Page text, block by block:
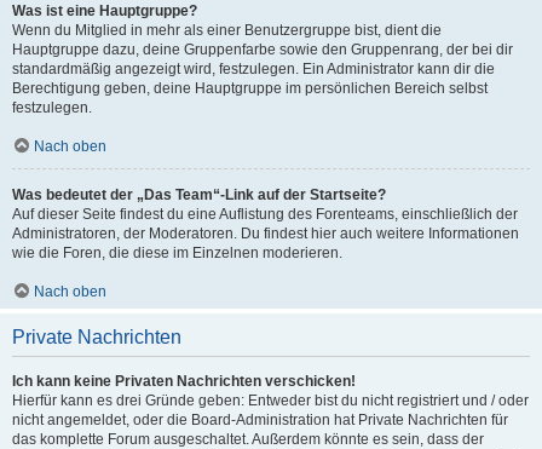
Was ist eine Hauptgruppe?
Wenn du Mitglied in mehr als einer Benutzergruppe bist, dient die
Hauptgruppe dazu, deine Gruppenfarbe sowie den Gruppenrang, der bei dir
standardmäßig angezeigt wird, festzulegen. Ein Administrator kann dir die
Berechtigung geben, deine Hauptgruppe im persönlichen Bereich selbst
festzulegen.
Nach oben
Was bedeutet der „Das Team“-Link auf der Startseite?
Auf dieser Seite findest du eine Auflistung des Forenteams, einschließlich der
Administratoren, der Moderatoren. Du findest hier auch weitere Informationen
wie die Foren, die diese im Einzelnen moderieren.
Nach oben
Private Nachrichten
Ich kann keine Privaten Nachrichten verschicken!
Hierfür kann es drei Gründe geben: Entweder bist du nicht registriert und / oder
nicht angemeldet, oder die Board-Administration hat Private Nachrichten für
das komplette Forum ausgeschaltet. Außerdem könnte es sein, dass der